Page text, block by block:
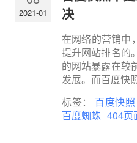
2021-01
决
在网络的营销中
提升网站排名的
的网站暴露在较
发展。而百度快
标签： 百度快照
百度蜘蛛 404页